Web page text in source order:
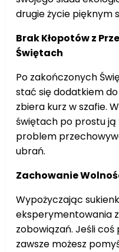
drugie życie pięknym
Brak Kłopotów z
Świętach
Po zakończonych
stać się dodatkiem
zbiera kurz w szafie.
świętach po prostu ją
problem
ubrań.
Zachowanie
Wypożyczając
eksperymentowania
zobowiązań. Jeśli
zawsze możesz